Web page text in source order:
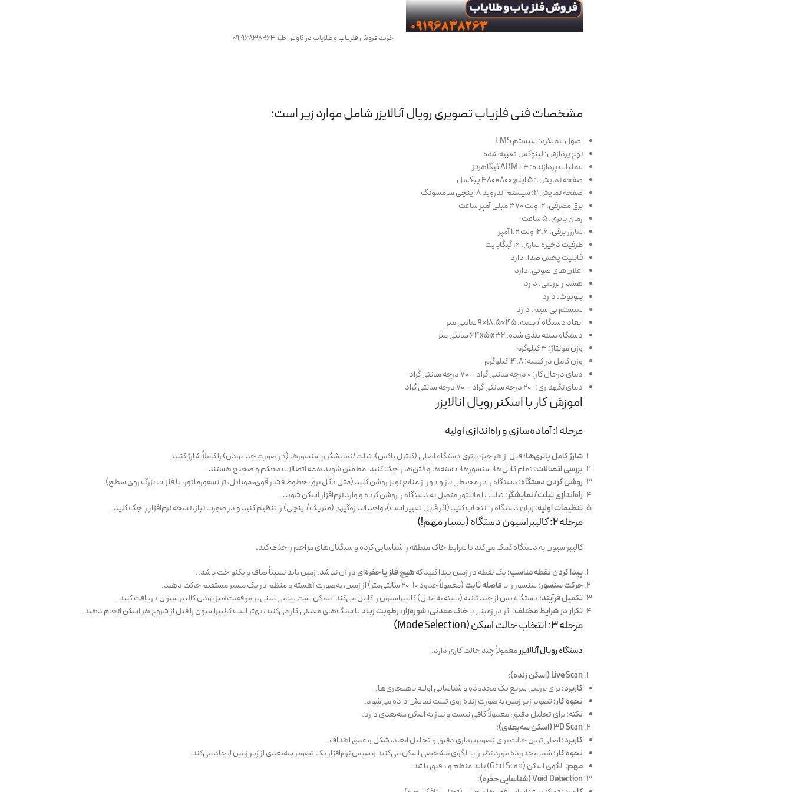
خرید فروش فلزیاب و طلایاب در کاوش طلا 09196838263
مشخصات فنی فلزیاب تصویری رویال آنالایزر شامل موارد زیر است:
اصول عملکرد: سیستم EMS
نوع پردازش: لینوکس تعبیه شده
عملیات پردازنده: ARM 1.4 گیگاهرتز
صفحه نمایش 1: 5 اینچ 800×480 پیکسل
صفحه نمایش 2: سیستم اندروید 8 اینچی سامسونگ
برق مصرفی: 12 ولت 370 میلی آمپر ساعت
زمان باتری: 5 ساعت
شارژر برقی: 12.6 ولت 1.2 آمپر
ظرفیت ذخیره سازی: 16 گیگابایت
قابلیت پخش صدا: دارد
اعلان‌های صوتی: دارد
هشدار لرزشی: دارد
بلوتوث: دارد
سیستم بی سیم: دارد
ابعاد دستگاه / بسته: 45×18.5×9 سانتی متر
دستگاه بسته بندی شده: 64x51x32 سانتی متر
وزن مونتاژ: 3 کیلوگرم
وزن کامل در کیسه: 14.8 کیلوگرم
دمای درحال کار: 0 درجه سانتی گراد – 70 درجه سانتی گراد
دمای نگهداری: -20 درجه سانتی گراد – 70 درجه سانتی گراد
اموزش کار با اسکنر رویال انالایزر
مرحله ۱: آماده‌سازی و راه‌اندازی اولیه
شارژ کامل باتری‌ها:قبل از هر چیز، باتری دستگاه اصلی (کنترل باکس)، تبلت/نمایشگر و سنسورها (در صورت جدا بودن) را کاملاً شارژ کنید.
بررسی اتصالات:تمام کابل‌ها، سنسورها، دسته‌ها و آنتن‌ها را چک کنید. مطمئن شوید همه اتصالات محکم و صحیح هستند.
روشن کردن دستگاه:دستگاه را در محیطی باز و دور از منابع نویز روشن کنید (مثل دکل برق، خطوط فشار قوی، موبایل، ترانسفورماتور، یا فلزات بزرگ روی سطح).
راه‌اندازی تبلت/نمایشگر:تبلت یا مانیتور متصل به دستگاه را روشن کرده و وارد نرم‌افزار اسکن شوید.
تنظیمات اولیه:زبان دستگاه را انتخاب کنید (اگر قابل تغییر است)، واحد اندازه‌گیری (متریک/اینچی) را تنظیم کنید و در صورت نیاز، نسخه نرم‌افزار را چک کنید.
مرحله ۲: کالیبراسیون دستگاه (بسیار مهم!)
کالیبراسیون به دستگاه کمک می‌کند تا شرایط خاک منطقه را شناسایی کرده و سیگنال‌های مزاحم را حذف کند.
پیدا کردن نقطه مناسب:یک نقطه در زمین پیدا کنید کههیچ فلز یا حفره‌ایدر آن نباشد. زمین باید نسبتاً صاف و یکنواخت باشد..
حرکت سنسور:سنسور را بافاصله ثابت(معمولاً حدود ۱۰-۲۰ سانتی‌متر) از زمین، به‌صورت آهسته و منظم در یک مسیر مستقیم حرکت دهید.
تکمیل فرآیند:دستگاه پس از چند ثانیه (بسته به مدل) کالیبراسیون را کامل می‌کند. ممکن است پیامی مبنی بر موفقیت‌آمیز بودن کالیبراسیون دریافت کنید.
تکرار در شرایط مختلف:اگر در زمینی باخاک معدنی، شوره‌زار، رطوبت زیادیا سنگ‌های معدنی کار می‌کنید، بهتر است کالیبراسیون را قبل از شروع هر اسکن انجام دهید.
مرحله ۳: انتخاب حالت اسکن (Mode Selection)
دستگاه رویال آنالایزرمعمولاً چند حالت کاری دارد:
Live Scan (اسکن زنده):
کاربرد:برای بررسی سریع یک محدوده و شناسایی اولیه ناهنجاری‌ها.
نحوه کار:تصویر زیر زمین به‌صورت زنده روی تبلت نمایش داده می‌شود.
نکته:برای تحلیل دقیق، معمولاً کافی نیست و نیاز به اسکن سه‌بعدی دارد.
3D Scan (اسکن سه‌بعدی):
کاربرد:اصلی‌ترین حالت برای تصویربرداری دقیق و تحلیل ابعاد، شکل و عمق اهداف.
نحوه کار:شما محدوده مورد نظر را با الگوی مشخصی اسکن می‌کنید و سپس نرم‌افزار یک تصویر سه‌بعدی از زیر زمین ایجاد می‌کند.
مهم:الگوی اسکن (Grid Scan) باید منظم و دقیق باشد.
Void Detection (شناسایی حفره):